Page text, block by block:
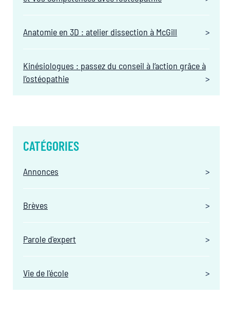
Anatomie en 3D : atelier dissection à McGill
Kinésiologues : passez du conseil à l’action grâce à
l’ostéopathie
CATÉGORIES
Annonces
Brèves
Parole d'expert
Vie de l'école